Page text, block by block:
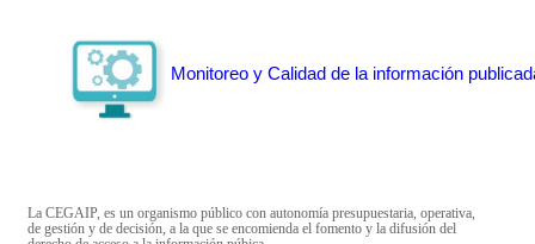
Monitoreo y Calidad de la información
La CEGAIP, es un organismo público con autonomía presupuestaria, operativa,
de gestión y de decisión, a la que se encomienda el fomento y la difusión del